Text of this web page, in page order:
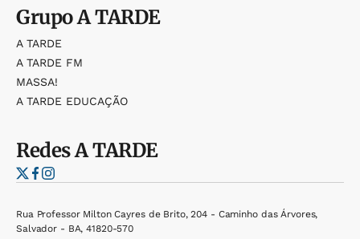
GrupoA TARDE
A TARDE
A TARDE FM
MASSA!
A TARDE EDUCAÇÃO
RedesA TARDE
Rua Professor Milton Cayres de Brito, 204 - Caminho das Árvores,
Salvador - BA, 41820-570